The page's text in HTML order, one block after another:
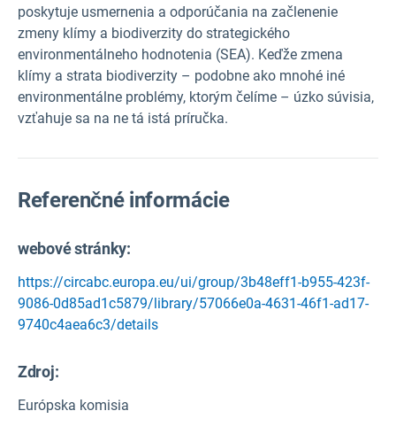
poskytuje usmernenia a odporúčania na začlenenie
zmeny klímy a biodiverzity do strategického
environmentálneho hodnotenia (SEA). Keďže zmena
klímy a strata biodiverzity – podobne ako mnohé iné
environmentálne problémy, ktorým čelíme – úzko súvisia,
vzťahuje sa na ne tá istá príručka.
Referenčné informácie
webové stránky:
https://circabc.europa.eu/ui/group/3b48eff1-b955-423f-
9086-0d85ad1c5879/library/57066e0a-4631-46f1-ad17-
9740c4aea6c3/details
Zdroj:
Európska komisia